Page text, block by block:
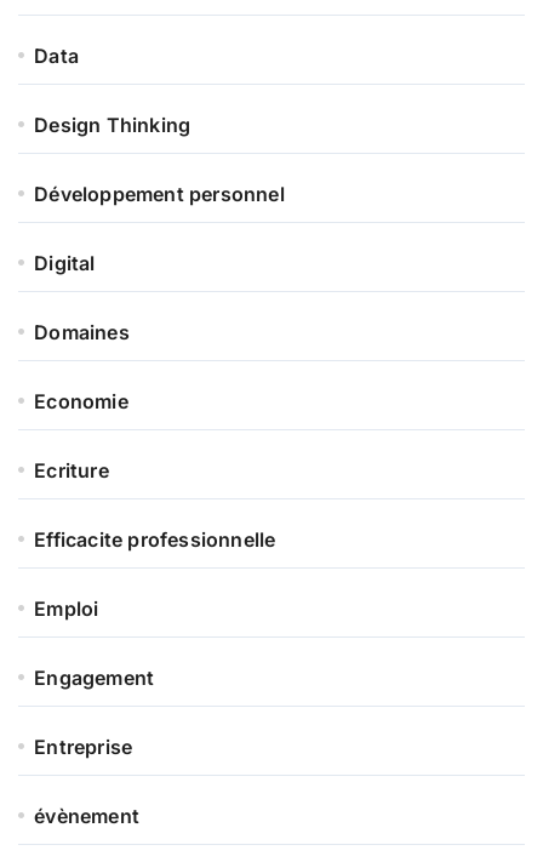
Data
Design Thinking
Développement personnel
Digital
Domaines
Economie
Ecriture
Efficacite professionnelle
Emploi
Engagement
Entreprise
évènement